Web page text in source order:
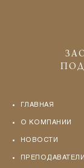
ГЛАВНАЯ
О КОМПАНИИ
НОВОСТИ
ПРЕПОДАВАТЕЛИ